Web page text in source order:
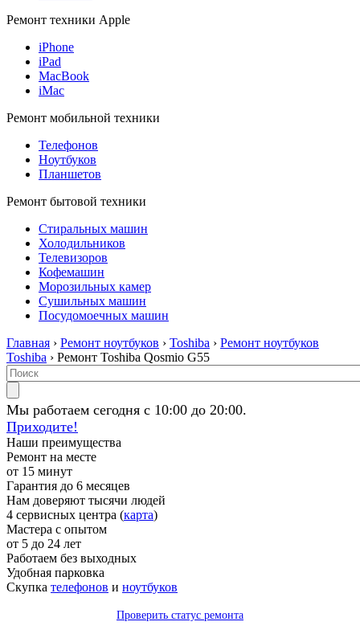
Ремонт техники Apple
iPhone
iPad
MacBook
iMac
Ремонт мобильной техники
Телефонов
Ноутбуков
Планшетов
Ремонт бытовой техники
Стиральных машин
Холодильников
Телевизоров
Кофемашин
Морозильных камер
Сушильных машин
Посудомоечных машин
Главная › Ремонт ноутбуков › Toshiba › Ремонт ноутбуков
Toshiba › Ремонт Toshiba Qosmio G55
Мы работаем сегодня с 10:00 до 20:00.
Приходите!
Наши преимущества
Ремонт на месте
от 15 минут
Гарантия до 6 месяцев
Нам доверяют тысячи людей
4 сервисных центра (карта)
Мастера с опытом
от 5 до 24 лет
Работаем без выходных
Удобная парковка
Скупка телефонов и ноутбуков
Проверить статус ремонта